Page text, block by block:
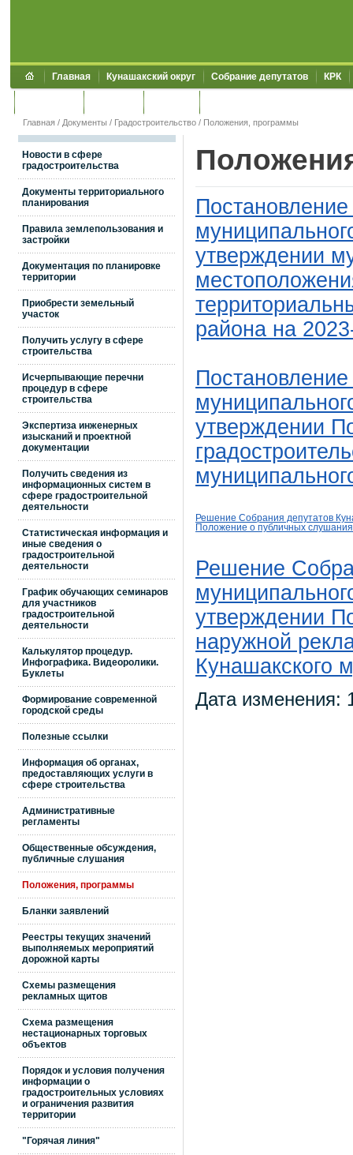
Главная Кунашакский округ Собрание депутатов КРК
Главная / Документы / Градостроительство / Положения, программы
Новости в сфере
градостроительства
Документы территориального
планирования
Правила землепользования и
застройки
Документация по планировке
территории
Приобрести земельный
участок
Получить услугу в сфере
строительства
Исчерпывающие перечни
процедур в сфере
строительства
Экспертиза инженерных
изысканий и проектной
документации
Получить сведения из
информационных систем в
сфере градостроительной
деятельности
Статистическая информация и
иные сведения о
градостроительной
деятельности
График обучающих семинаров
для участников
градостроительной
деятельности
Калькулятор процедур.
Инфографика. Видеоролики.
Буклеты
Формирование современной
городской среды
Полезные ссылки
Информация об органах,
предоставляющих услуги в
сфере строительства
Административные
регламенты
Общественные обсуждения,
публичные слушания
Положения, программы
Бланки заявлений
Реестры текущих значений
выполняемых мероприятий
дорожной карты
Схемы размещения
рекламных щитов
Схема размещения
нестационарных торговых
объектов
Порядок и условия получения
информации о
градостроительных условиях
и ограничения развития
территории
"Горячая линия"
утверждении
района на
утверждении
Решение Собрания депутатов
Положение о публичных
Решение
утверждении
наружной
Кунашакского
Дата изменения: